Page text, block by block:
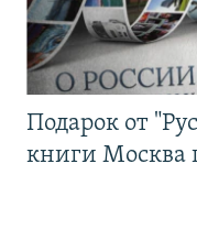
Подарок от
книги Москва